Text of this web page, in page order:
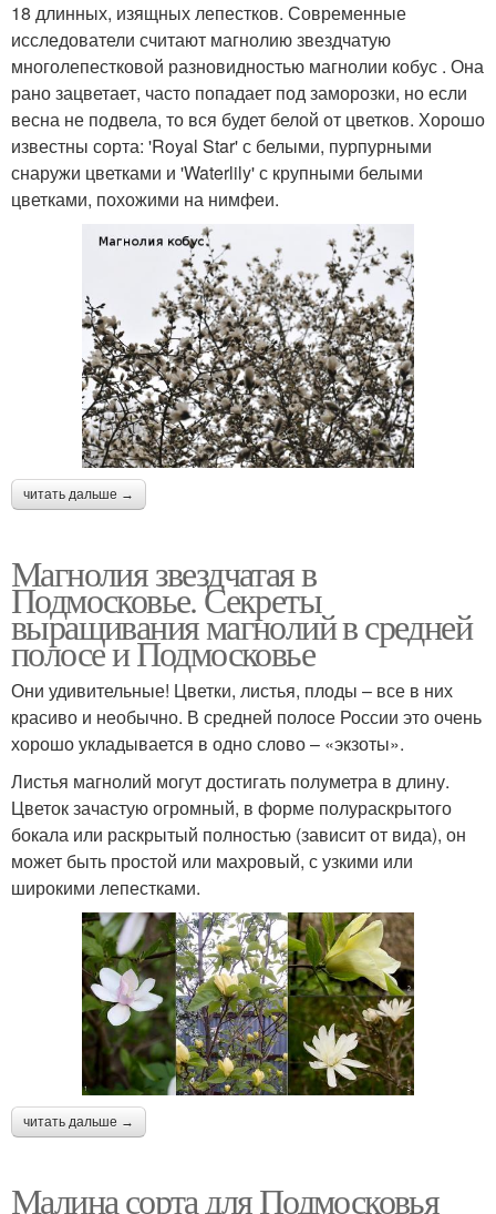
18 длинных, изящных лепестков. Современные
исследователи считают магнолию звездчатую
многолепестковой разновидностью магнолии кобус . Она
рано зацветает, часто попадает под заморозки, но если
весна не подвела, то вся будет белой от цветков. Хорошо
известны сорта: 'Royal Star' с белыми, пурпурными
снаружи цветками и 'Waterlily' с крупными белыми
цветками, похожими на нимфеи.
читать дальше →
Магнолия звездчатая в
Подмосковье. Секреты
выращивания магнолий в средней
полосе и Подмосковье
Они удивительные! Цветки, листья, плоды – все в них
красиво и необычно. В средней полосе России это очень
хорошо укладывается в одно слово – «экзоты».
Листья магнолий могут достигать полуметра в длину.
Цветок зачастую огромный, в форме полураскрытого
бокала или раскрытый полностью (зависит от вида), он
может быть простой или махровый, с узкими или
широкими лепестками.
читать дальше →
Малина сорта для Подмосковья